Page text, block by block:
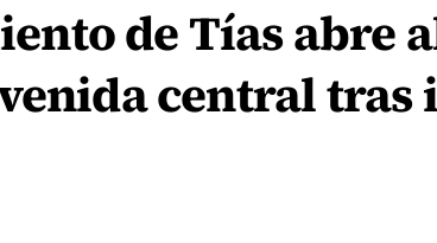
de Tías abre
central tras